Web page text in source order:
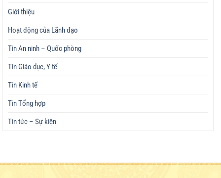
Giới thiệu
Hoạt động của Lãnh đạo
Tin An ninh – Quốc phòng
Tin Giáo dục, Y tế
Tin Kinh tế
Tin Tổng hợp
Tin tức – Sự kiện